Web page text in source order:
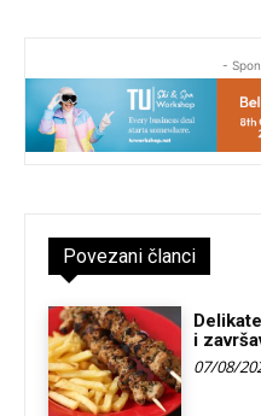
-
Povezani članci
i
07/08/